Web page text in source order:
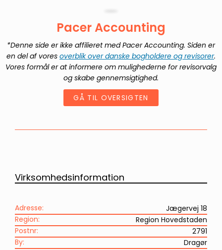
Pacer Accounting
*Denne side er ikke affilieret medPacer Accounting. Siden er
en del af vores overblik over danske bogholdere og revisorer.
Vores formål er at informere om mulighederne for revisorvalg
og skabe gennemsigtighed.
GÅ TIL OVERSIGTEN
Virksomhedsinformation
Adresse:
Jægervej 18
Region:
Region Hovedstaden
Postnr:
2791
By:
Dragør